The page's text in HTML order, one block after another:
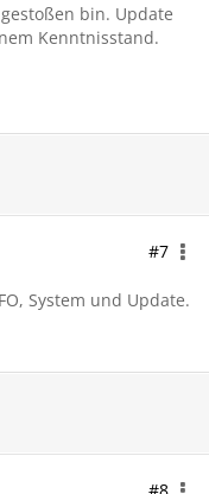
bin. Update
Kenntnisstand.
#7
System und Update.